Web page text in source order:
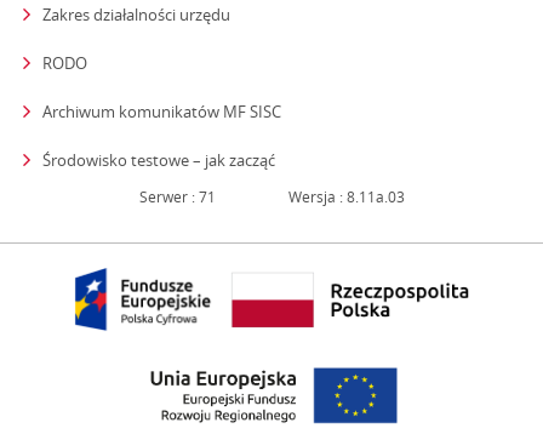
Zakres działalności urzędu
RODO
Archiwum komunikatów MF SISC
Środowisko testowe – jak zacząćstrona otwiera się w nowym oknie
Serwer : 71 Wersja : 8.11a.03